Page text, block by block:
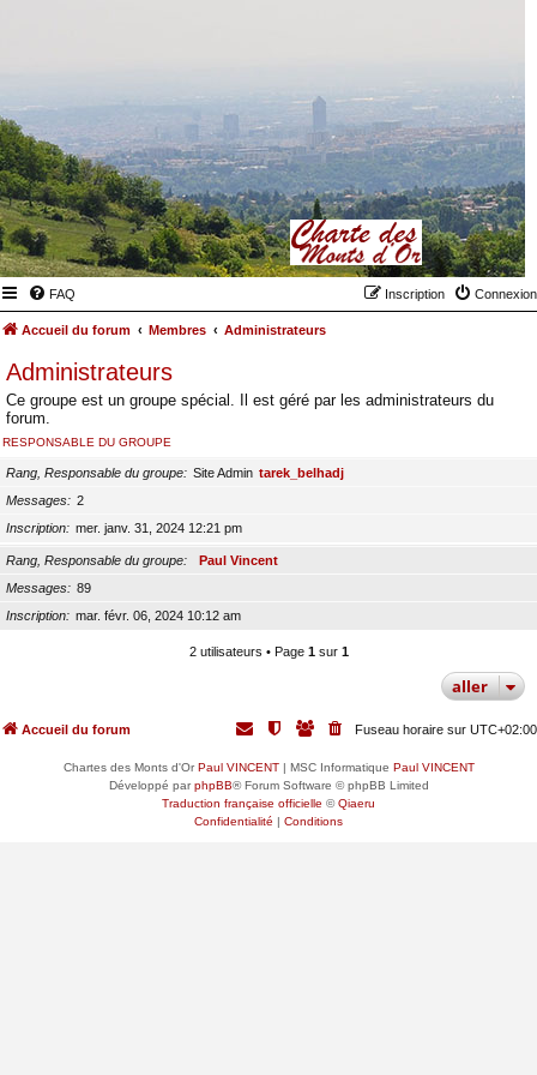
FAQ Connexion
Inscription
Accueil du forum Membres Administrateurs
Administrateurs
Ce groupe est un groupe spécial. Il est géré par les administrateurs du
forum.
RESPONSABLE DU GROUPE
Rang, Responsable du groupe Site Admin tarek_belhadj
Messages
2
Inscription
mer. janv. 31, 2024 12:21 pm
Rang, Responsable du groupe
Paul Vincent
Messages
89
Inscription
mar. févr. 06, 2024 10:12 am
2 utilisateurs • Page 1sur 1
aller
Accueil du forum Fuseau horaire sur UTC+02:00
Chartes des Monts d'OrPaul VINCENT| MSC Informatique Paul VINCENT
Développé parphpBB® Forum Software © phpBB Limited
Traduction française officielle ©Qiaeru
Confidentialité | Conditions